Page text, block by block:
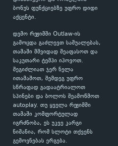
ბონუს ფუნქციებზე უფრო დიდი
აქცენტი.
დემო რეჟიმში Outlaw-ის
გამოცდა გაძლევთ საშუალებას,
თამაში მშვიდად შეაფასოთ და
საკუთარი ტემპი იპოვოთ.
შეგიძლიათ ჯერ ნელა
ითამაშოთ, შემდეგ უფრო
სწრაფად გადაატრიალოთ
სპინები და ბოლოს შეამოწმოთ
autoplay. თუ ყველა რეჟიმში
თამაში კომფორტულად
იგრძნობა, ეს უკვე კარგი
ნიშანია, რომ სლოტი თქვენს
გემოვნებას ერგება.